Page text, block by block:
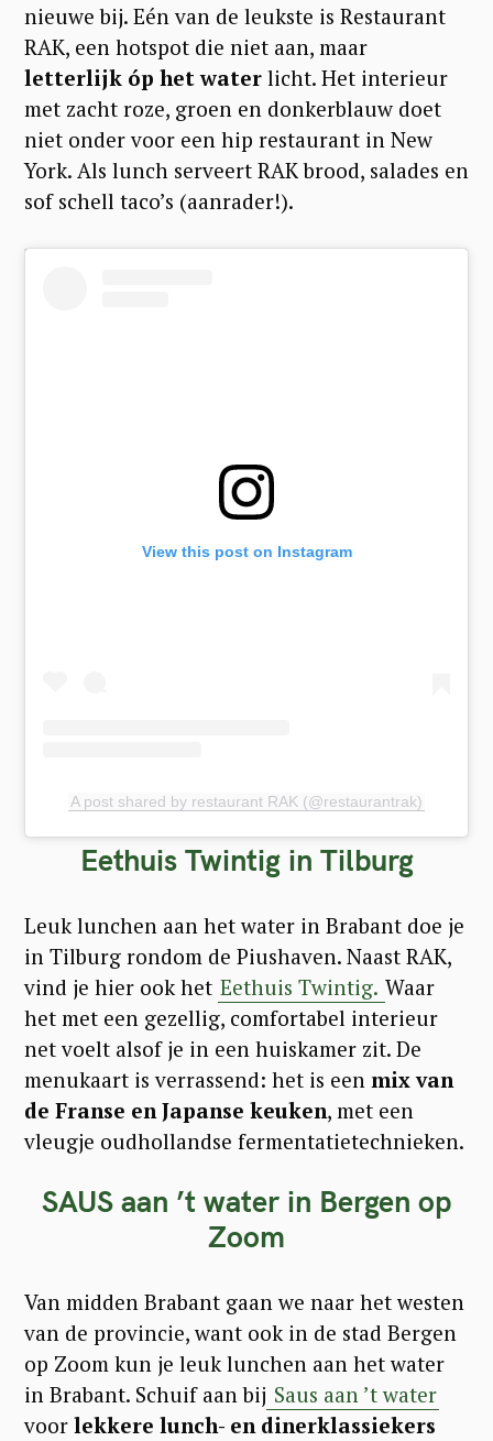
nieuwe bij. Eén van de leukste is Restaurant
RAK, een hotspot die niet aan, maar
letterlijk óp het water licht. Het interieur
met zacht roze, groen en donkerblauw doet
niet onder voor een hip restaurant in New
York. Als lunch serveert RAK brood, salades en
sof schell taco’s (aanrader!).
View this post on Instagram
A post shared by restaurant RAK (@restaurantrak)
Eethuis Twintig in Tilburg
Leuk lunchen aan het water in Brabant doe je
in Tilburg rondom de Piushaven. Naast RAK,
vind je hier ook het Eethuis Twintig. Waar
het met een gezellig, comfortabel interieur
net voelt alsof je in een huiskamer zit. De
menukaart is verrassend: het is een mix van
de Franse en Japanse keuken, met een
vleugje oudhollandse fermentatietechnieken.
SAUS aan ’t water in Bergen op
Zoom
Van midden Brabant gaan we naar het westen
van de provincie, want ook in de stad Bergen
op Zoom kun je leuk lunchen aan het water
in Brabant. Schuif aan bij Saus aan ’t water
voor lekkere lunch- en dinerklassiekers